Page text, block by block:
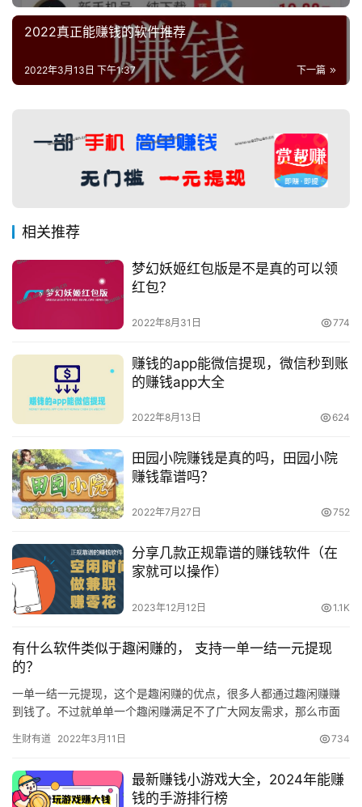
2022真正能赚钱的软件推荐
下一篇
2022年3月13日 下午1:37
相关推荐
梦幻妖姬红包版是不是真的可以领
红包？
2022年8月31日 774
赚钱的app能微信提现，微信秒到账
的赚钱app大全
2022年8月13日 624
田园小院赚钱是真的吗，田园小院
赚钱靠谱吗？
2022年7月27日 752
分享几款正规靠谱的赚钱软件（在
家就可以操作）
2023年12月12日 1.1K
有什么软件类似于趣闲赚的， 支持一单一结一元提现
的？
一单一结一元提现，这个是趣闲赚的优点，很多人都通过趣闲赚赚
到钱了。不过就单单一个趣闲赚满足不了广大网友需求，那么市面
赚，…
生财有道 2022年3月11日 734
最新赚钱小游戏大全，2024年能赚
钱的手游排行榜